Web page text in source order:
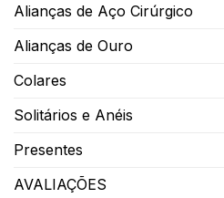
Alianças de Aço Cirúrgico
Alianças de Ouro
Colares
Solitários e Anéis
Presentes
AVALIAÇÕES